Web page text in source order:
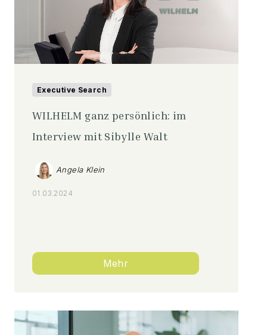
Executive Search
WILHELM ganz persönlich: im
Interview mit Sibylle Walt
Angela Klein
01.03.2024
Mehr